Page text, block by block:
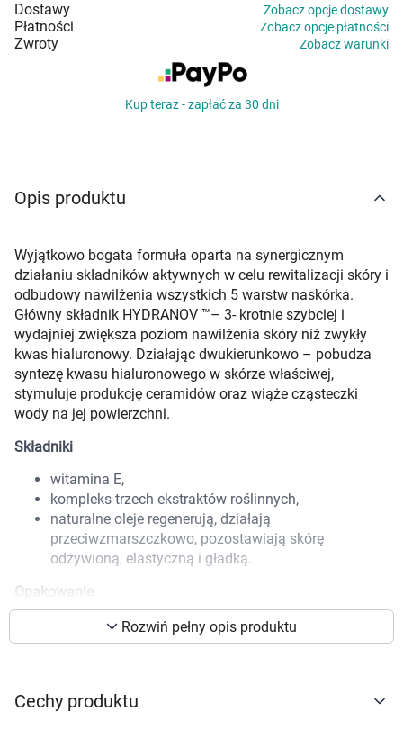
Korzystamy z plików cookies w celu
polityce prywatności. Możesz określić
warunki przechowywania lub dostępu do
ustawienia wszystkich cookies klikając
Zabawki
Marki
Dostawy Zobacz opcje dostawy
Płatności Zobacz opcje płatności
Zwroty Zobacz warunki
Kup teraz - zapłać za 30 dni
Opis produktu
Wyjątkowo bogata formuła oparta na synergicznym
działaniu składników aktywnych w celu rewitalizacji skóry i
odbudowy nawilżenia wszystkich 5 warstw naskórka.
Główny składnik HYDRANOV ™– 3- krotnie szybciej i
wydajniej zwiększa poziom nawilżenia skóry niż zwykły
kwas hialuronowy. Działając dwukierunkowo – pobudza
syntezę kwasu hialuronowego w skórze właściwej,
stymuluje produkcję ceramidów oraz wiąże cząsteczki
wody na jej powierzchni.
Składniki
witamina E,
kompleks trzech ekstraktów roślinnych,
naturalne oleje regenerują, działają
przeciwzmarszczkowo, pozostawiają skórę
odżywioną, elastyczną i gładką.
Opakowanie
Rozwiń pełny opis produktu
Cechy produktu